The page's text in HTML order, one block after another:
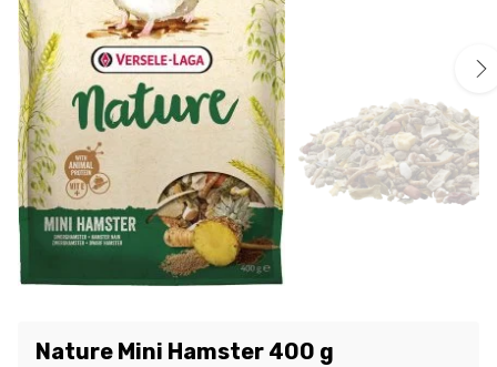
Nature Mini Hamster 400 g